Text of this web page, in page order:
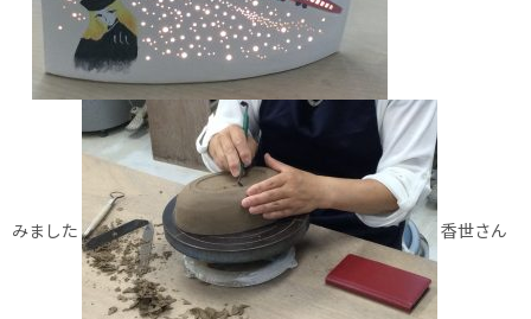
みました 香世さん